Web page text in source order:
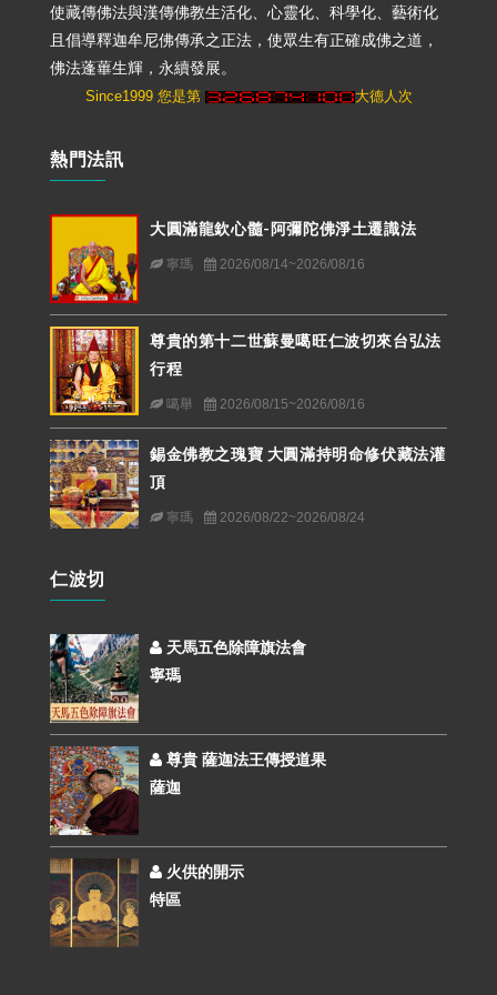
使藏傳佛法與漢傳佛教生活化、心靈化、科學化、藝術化
且倡導釋迦牟尼佛傳承之正法，使眾生有正確成佛之道，
佛法蓬蓽生輝，永續發展。
Since1999 您是第 大德人次
熱門法訊
大圓滿龍欽心髓-阿彌陀佛淨土遷識法
寧瑪 2026/08/14~2026/08/16
尊貴的第十二世蘇曼噶旺仁波切來台弘法
行程
噶舉 2026/08/15~2026/08/16
錫金佛教之瑰寶 大圓滿持明命修伏藏法灌
頂
寧瑪 2026/08/22~2026/08/24
仁波切
天馬五色除障旗法會
寧瑪
尊貴 薩迦法王傳授道果
薩迦
火供的開示
特區